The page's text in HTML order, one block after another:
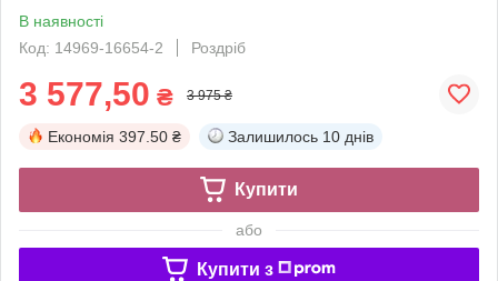
В наявності
Код: 14969-16654-2
Роздріб
3 577,50 ₴ 3 975 ₴
Економія 397.50 ₴ Залишилось 10 днів
Купити
або
Купити з